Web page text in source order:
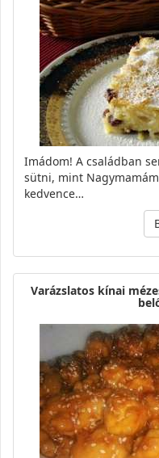
Imádom! A családban
sütni, mint
kedvence…
Varázslatos kínai